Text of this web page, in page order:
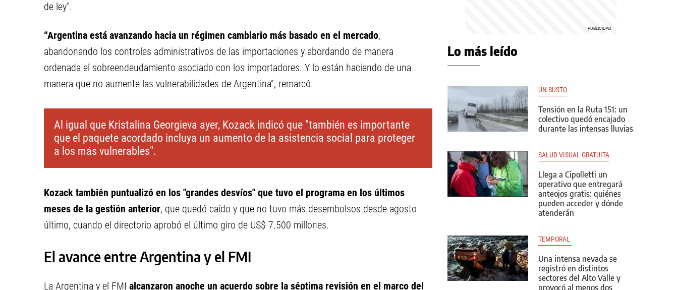
de ley".
“Argentina está avanzando hacia un régimen cambiario más basado en el mercado,
abandonando los controles administrativos de las importaciones y abordando de manera
ordenada el sobreendeudamiento asociado con los importadores. Y lo están haciendo de una
manera que no aumente las vulnerabilidades de Argentina”, remarcó.
Al igual que Kristalina Georgieva ayer, Kozack indicó que "también es importante
que el paquete acordado incluya un aumento de la asistencia social para proteger
a los más vulnerables".
Kozack también puntualizó en los "grandes desvíos" que tuvo el programa en los últimos
meses de la gestión anterior, que quedó caído y que no tuvo más desembolsos desde agosto
último, cuando el directorio aprobó el último giro de US$ 7.500 millones.
El avance entre Argentina y el FMI
La Argentina y el FMI alcanzaron anoche un acuerdo sobre la séptima revisión en el marco del
Lo más leído
UN SUSTO
Tensión en la Ruta 151: un
colectivo quedó encajado
durante las intensas lluvias
SALUD VISUAL GRATUITA
Llega a Cipolletti un
operativo que entregará
anteojos gratis: quiénes
pueden acceder y dónde
atenderán
TEMPORAL
Una intensa nevada se
registró en distintos
sectores del Alto Valle y
provocó al menos dos